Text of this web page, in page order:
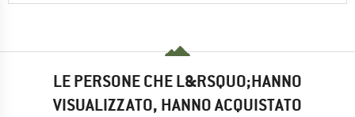
LE PERSONE CHE L&RSQUO;HANNO
VISUALIZZATO, HANNO ACQUISTATO